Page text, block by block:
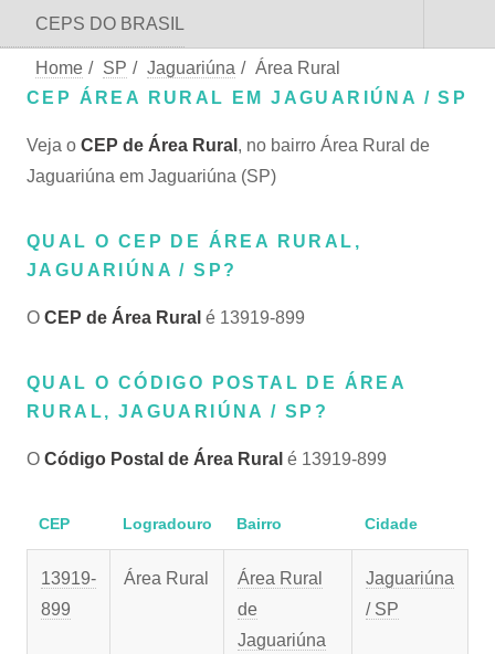
CEPS DO BRASIL
Home / SP / Jaguariúna / Área Rural
CEP ÁREA RURAL EM JAGUARIÚNA / SP
Veja o CEP de Área Rural , no bairro Área Rural de
Jaguariúna em Jaguariúna (SP)
QUAL O CEP DE ÁREA RURAL,
JAGUARIÚNA / SP?
O CEP de Área Rural é 13919-899
QUAL O CÓDIGO POSTAL DE ÁREA
RURAL, JAGUARIÚNA / SP?
O Código Postal de Área Rural é 13919-899
CEP Logradouro Bairro Cidade
13919-
899
Área Rural
Área Rural
de
Jaguariúna
Jaguariúna
/ SP